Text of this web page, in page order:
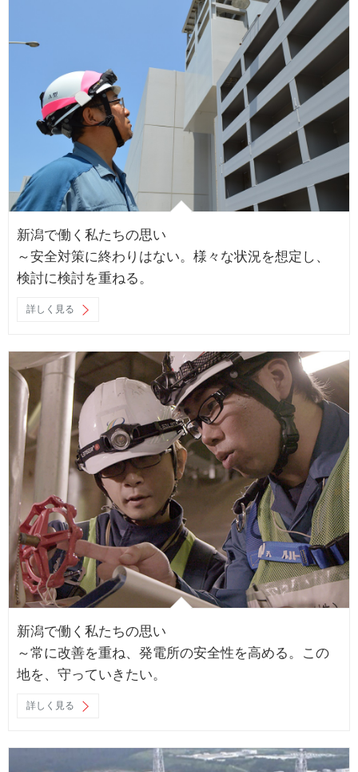
新潟で働く私たちの思い
～安全対策に終わりはない。様々な状況を想定し、
検討に検討を重ねる。
詳しく見る
新潟で働く私たちの思い
～常に改善を重ね、発電所の安全性を高める。この
地を、守っていきたい。
詳しく見る